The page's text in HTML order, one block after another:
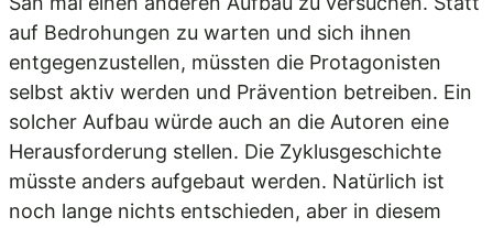
auf Bedrohungen zu warten und sich ihnen
entgegenzustellen, müssten die Protagonisten
selbst aktiv werden und Prävention betreiben. Ein
solcher Aufbau würde auch an die Autoren eine
Herausforderung stellen. Die Zyklusgeschichte
müsste anders aufgebaut werden. Natürlich ist
noch lange nichts entschieden, aber in diesem